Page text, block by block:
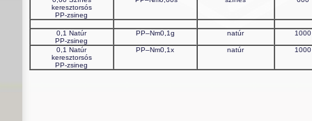
keresztorsós
PP-zsineg
0,1 Natúr
PP-zsineg
PP–Nm0,1g natúr 1000
0,1 Natúr
keresztorsós
PP-zsineg
PP–Nm0,1x natúr 1000